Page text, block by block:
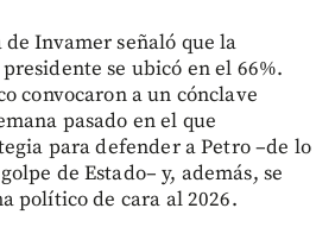
Invamer señaló que la
se ubicó en el 66%.
convocaron a un cónclave
pasado en el que
para defender a Petro –de lo
de Estado– y, además, se
político de cara al 2026.